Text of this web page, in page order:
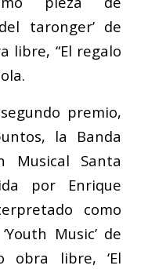
taronger’ de
libre, “El regalo
premio,
la Banda
Musical Santa
por Enrique
como
Music’ de
obra libre, ‘El